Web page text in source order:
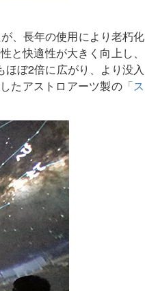
、長年の使用により老朽化
と快適性が大きく向上し、
ぼ2倍に広がり、より没入
たアストロアーツ製の「ス